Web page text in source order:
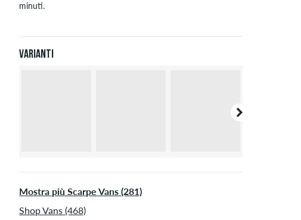
minuti.
Varianti
Mostra più Scarpe Vans (281)
Shop Vans (468)